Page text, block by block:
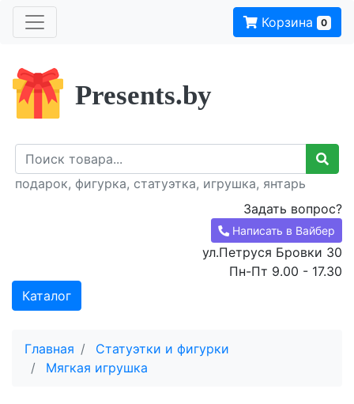
Корзина 0
Presents.by
подарок, фигурка, статуэтка, игрушка, янтарь
Задать вопрос?
Написать в Вайбер
ул.Петруся Бровки 30
Пн-Пт 9.00 - 17.30
Каталог
Главная
Статуэтки и фигурки
Мягкая игрушка